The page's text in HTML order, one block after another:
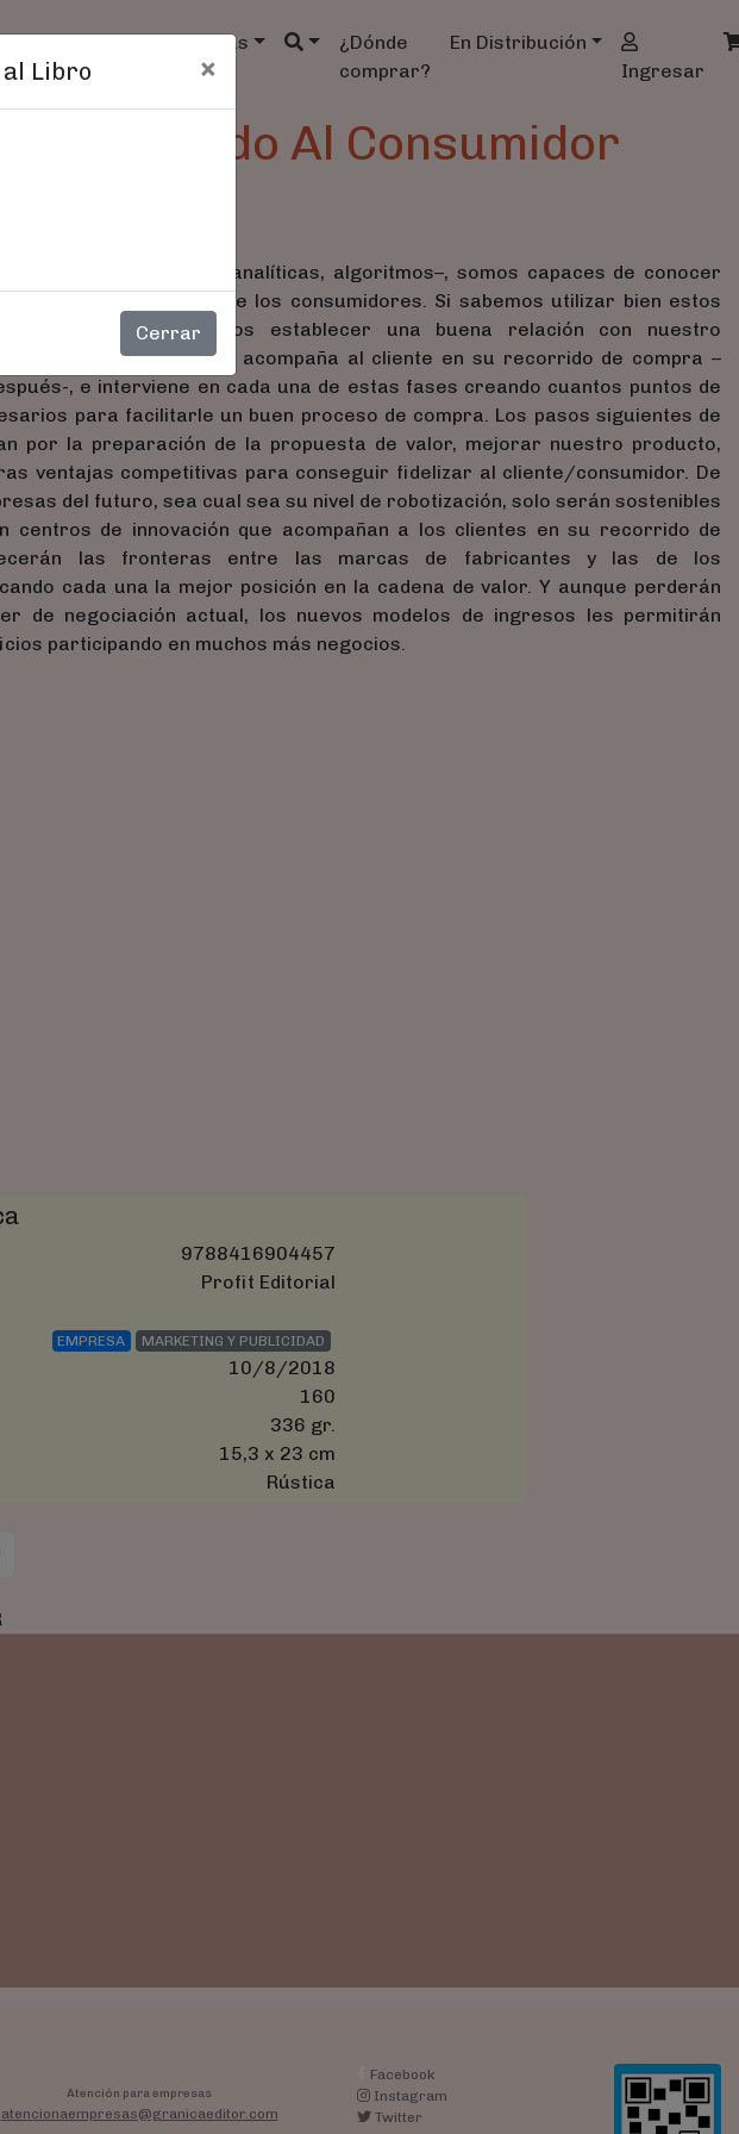
Agendas
¿Dónde
comprar?
En Distribución
Ingresar
Libro ×
Cerrar
Atrapando Al Consumidor
y pequeños datos –analíticas, algoritmos–, somos capaces de conocer
y aspiraciones de los consumidores. Si sabemos utilizar bien estos
entender cómo debemos establecer una buena relación con nuestro
La empresa del futuro acompaña al cliente en su recorrido de compra –
, e interviene en cada una de estas fases creando cuantos puntos de
para facilitarle un buen proceso de compra. Los pasos siguientes de
por la preparación de la propuesta de valor, mejorar nuestro producto,
ventajas competitivas para conseguir fidelizar al cliente/consumidor. De
del futuro, sea cual sea su nivel de robotización, solo serán sostenibles
centros de innovación que acompañan a los clientes en su recorrido de
las fronteras entre las marcas de fabricantes y las de los
cada una la mejor posición en la cadena de valor. Y aunque perderán
de negociación actual, los nuevos modelos de ingresos les permitirán
participando en muchos más negocios.
9788416904457
Profit Editorial
EMPRESA MARKETING Y PUBLICIDAD
10/8/2018
160
336 gr.
15,3 x 23 cm
Rústica
Atención para empresas
atencionaempresas@granicaeditor.com
Facebook
Instagram
Twitter